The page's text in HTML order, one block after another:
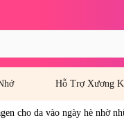
Hỗ Trợ Xương
cho da vào ngày hè nhờ